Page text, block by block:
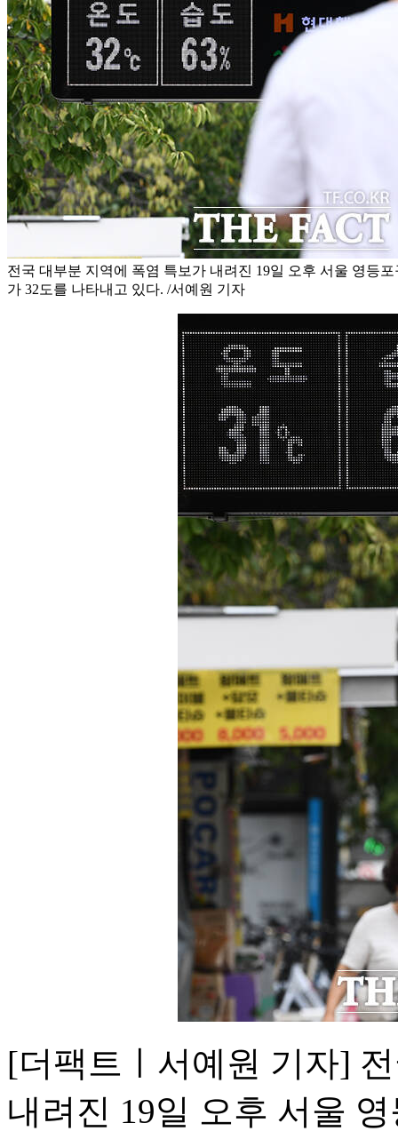
전국 대부분 지역에 폭염 특보가 내려진 19일 오후 서울 영등
가 32도를 나타내고 있다. /서예원 기자
[더팩트ㅣ서예원 기자]
내려진 19일 오후 서울